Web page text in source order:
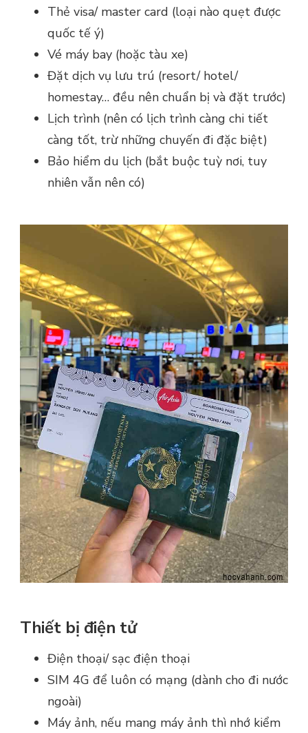
Thẻ visa/ master card (loại nào quẹt được
quốc tế ý)
Vé máy bay (hoặc tàu xe)
Đặt dịch vụ lưu trú (resort/ hotel/
homestay… đều nên chuẩn bị và đặt trước)
Lịch trình (nên có lịch trình càng chi tiết
càng tốt, trừ những chuyến đi đặc biệt)
Bảo hiểm du lịch (bắt buộc tuỳ nơi, tuy
nhiên vẫn nên có)
Thiết bị điện tử
Điện thoại/ sạc điện thoại
SIM 4G để luôn có mạng (dành cho đi nước
ngoài)
Máy ảnh, nếu mang máy ảnh thì nhớ kiểm